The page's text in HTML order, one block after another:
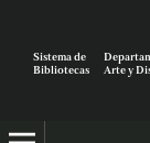
Sistema de
Bibliotecas
Arte y